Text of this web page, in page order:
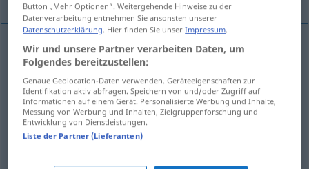
organizaçãof Einrichtung
disposiçãof Einrichtung
mobíliaf Einrichtungeiner Wohnung
Button „Mehr Optionen“. Weitergehende Hinweise zu der
Datenverarbeitung entnehmen Sie ansonsten unserer
Datenschutzerklärung. Hier finden Sie unserImpressum.
Wir und unsere Partner verarbeiten Daten, um
Folgendes bereitzustellen:
Genaue Geolocation-Daten verwenden. Geräteeigenschaften zur
Identifikation aktiv abfragen. Speichern von und/oder Zugriff auf
Informationen auf einem Gerät. Personalisierte Werbung und Inhalte,
Messung von Werbung und Inhalten, Zielgruppenforschung und
Entwicklung von Dienstleistungen.
Liste der Partner (Lieferanten)